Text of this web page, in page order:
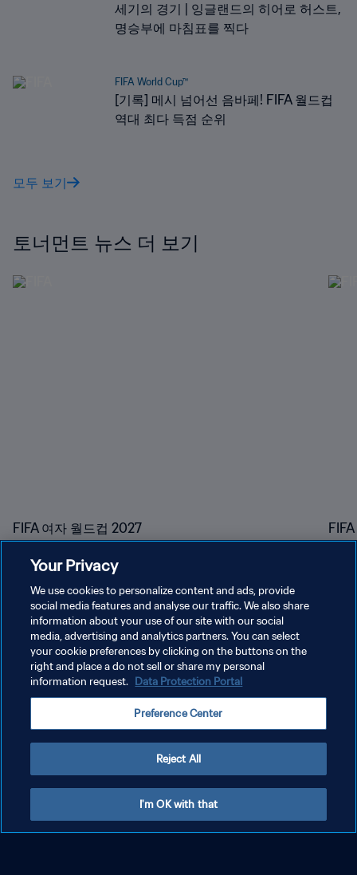
세기의 경기 | 잉글랜드의 히어로 허스트,
명승부에 마침표를 찍다
FIFA World Cup™
[기록] 메시 넘어선 음바페! FIFA 월드컵
역대 최다 득점 순위
모두 보기
토너먼트 뉴스 더 보기
FIFA 여자 월드컵 2027
Your Privacy
We use cookies to personalize content and ads, provide
social media features and analyse our traffic. We also share
information about your use of our site with our social
media, advertising and analytics partners. You can select
your cookie preferences by clicking on the buttons on the
right and place a do not sell or share my personal
information request. Data Protection Portal
Preference Center
Reject All
I'm OK with that